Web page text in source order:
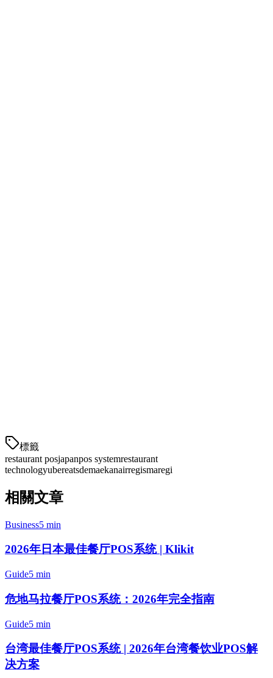
標籤
restaurant posjapanpos systemrestaurant
technologyubereatsdemaekanairregismaregi
相關文章
Business5 min
2026年日本最佳餐厅POS系统 | Klikit
Guide5 min
危地马拉餐厅POS系统：2026年完全指南
Guide5 min
台湾最佳餐厅POS系统 | 2026年台湾餐饮业POS解
决方案